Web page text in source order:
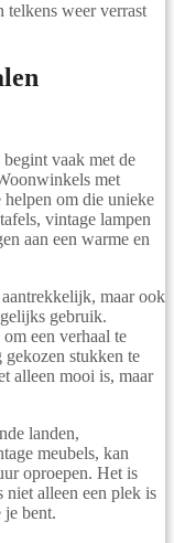
telkens weer verrast
vaak met de
met
helpen om die unieke
vintage lampen
aan een warme en
maar ook
gebruik.
een verhaal te
stukken te
alleen mooi is, maar
landen,
meubels, kan
oproepen. Het is
niet alleen een plek is
bent.